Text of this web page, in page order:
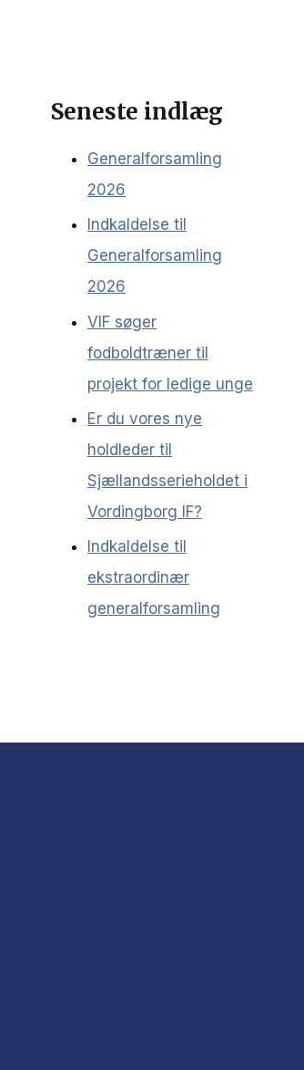
Seneste indlæg
Generalforsamling
2026
Indkaldelse til
Generalforsamling
2026
VIF søger
fodboldtræner til
projekt for ledige unge
Er du vores nye
holdleder til
Sjællandsserieholdet i
Vordingborg IF?
Indkaldelse til
ekstraordinær
generalforsamling